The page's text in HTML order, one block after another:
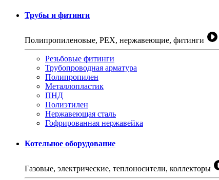
Трубы и фитинги
Полипропиленовые, PEX, нержавеющие, фитинги
Резьбовые фитинги
Трубопроводная арматура
Полипропилен
Металлопластик
ПНД
Полиэтилен
Нержавеющая сталь
Гофрированная нержавейка
Котельное оборудование
Газовые, электрические, теплоносители, коллекторы